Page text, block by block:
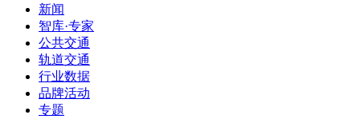
新闻
智库·专家
公共交通
轨道交通
行业数据
品牌活动
专题